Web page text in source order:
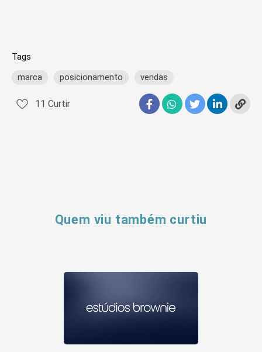
Tags
marca
posicionamento vendas
11 Curtir
Quem viu também curtiu